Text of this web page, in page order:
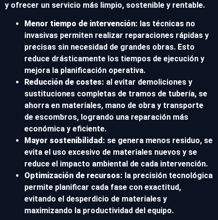
y ofrecer un servicio más limpio, sostenible y rentable.
Menor tiempo de intervención: las técnicas no
invasivas permiten realizar reparaciones rápidas y
precisas sin necesidad de grandes obras. Esto
reduce drásticamente los tiempos de ejecución y
mejora la planificación operativa.
Reducción de costes: al evitar demoliciones y
sustituciones completas de tramos de tubería, se
ahorra en materiales, mano de obra y transporte
de escombros, logrando una reparación más
económica y eficiente.
Mayor sostenibilidad: se genera menos residuo, se
evita el uso excesivo de materiales nuevos y se
reduce el impacto ambiental de cada intervención.
Optimización de recursos: la precisión tecnológica
permite planificar cada fase con exactitud,
evitando el desperdicio de materiales y
maximizando la productividad del equipo.